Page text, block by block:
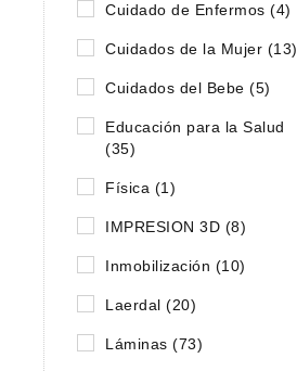
Cuidado de Enfermos (4)
Cuidados de la Mujer (13)
Cuidados del Bebe (5)
Educación para la Salud
(35)
Física (1)
IMPRESION 3D (8)
Inmobilización (10)
Laerdal (20)
Láminas (73)